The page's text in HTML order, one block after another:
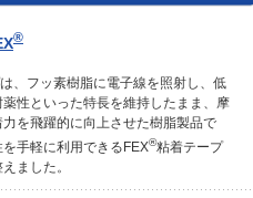
®
は、フッ素樹脂に電子線を照射し、低
性といった特長を維持したまま、摩
を飛躍的に向上させた樹脂製品で
手軽に利用できるFEX®粘着テープ
ました。